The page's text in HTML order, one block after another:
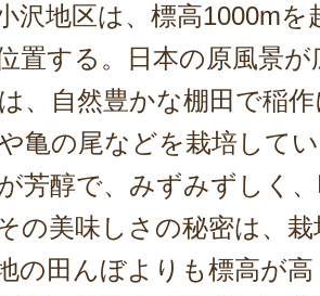
沢地区は、標高1000m
置する。日本の原風景
、自然豊かな棚田で稲
亀の尾などを栽培して
芳醇で、みずみずしく
の美味しさの秘密は、
の田んぼよりも標高が